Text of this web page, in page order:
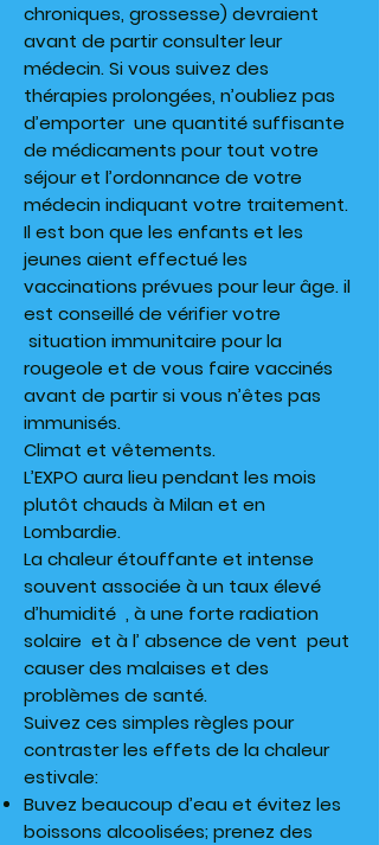
chroniques, grossesse) devraient
avant de partir consulter leur
médecin. Si vous suivez des
thérapies prolongées, n’oubliez pas
d’emporter une quantité suffisante
de médicaments pour tout votre
séjour et l’ordonnance de votre
médecin indiquant votre traitement.
Il est bon que les enfants et les
jeunes aient effectué les
vaccinations prévues pour leur âge. il
est conseillé de vérifier votre
situation immunitaire pour la
rougeole et de vous faire vaccinés
avant de partir si vous n’êtes pas
immunisés.
Climat et vêtements.
L’EXPO aura lieu pendant les mois
plutôt chauds à Milan et en
Lombardie.
La chaleur étouffante et intense
souvent associée à un taux élevé
d’humidité , à une forte radiation
solaire et à l’ absence de vent peut
causer des malaises et des
problèmes de santé.
Suivez ces simples règles pour
contraster les effets de la chaleur
estivale:
Buvez beaucoup d’eau et évitez les
boissons alcoolisées; prenez des